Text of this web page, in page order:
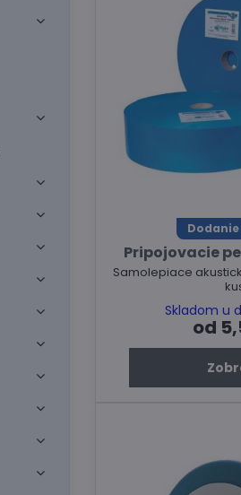
Pripojovacie
Samolepiace
Skladom u
od